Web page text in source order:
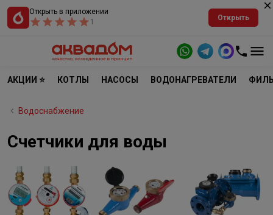
Открыть в приложении
1
Открыть
АКЦИИ ⭐ КОТЛЫ НАСОСЫ ВОДОНАГРЕВАТЕЛИ
Водоснабжение
Счетчики для воды